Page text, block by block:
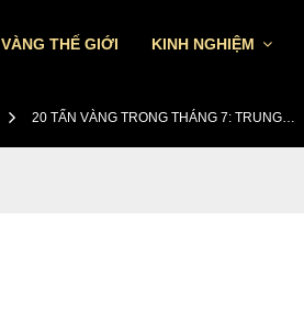
VÀNG THẾ GIỚI KINH NGHIỆM
20 TẤN VÀNG TRONG THÁNG 7: TRUNG…